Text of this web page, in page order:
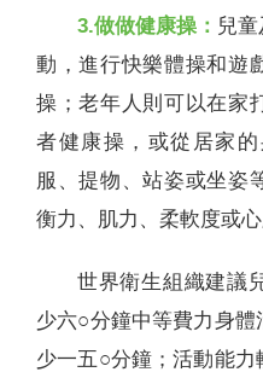
3.做做健康操： 兒
動，進行快樂體操和遊
操；老年人則可以在家
者健康操，或從居家
服、提物、站姿或坐姿
衡力、肌力、柔軟度或
世界衛生組織建議
少六○分鐘中等費力身
少一五○分鐘；活動能